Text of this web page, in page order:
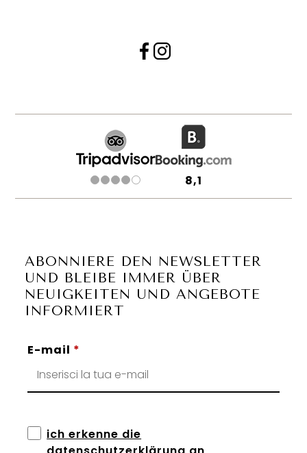
8,1
ABONNIERE DEN NEWSLETTER
UND BLEIBE IMMER ÜBER
NEUIGKEITEN UND ANGEBOTE
INFORMIERT
E-mail *
ich erkenne die